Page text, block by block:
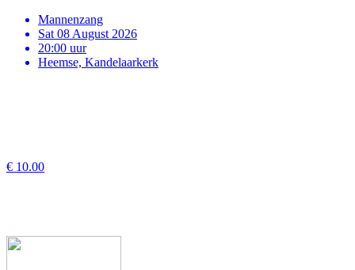
Mannenzang
Sat 08 August 2026
20:00 uur
Heemse, Kandelaarkerk
€ 10.00